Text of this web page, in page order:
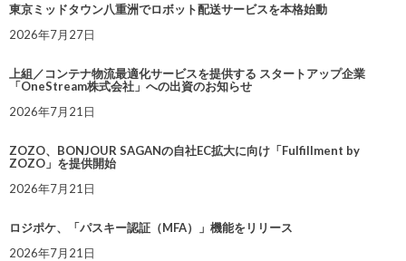
東京ミッドタウン八重洲でロボット配送サービスを本格始動
2026年7月27日
上組／コンテナ物流最適化サービスを提供する スタートアップ企業
「OneStream株式会社」への出資のお知らせ
2026年7月21日
ZOZO、BONJOUR SAGANの自社EC拡大に向け「Fulfillment by
ZOZO」を提供開始
2026年7月21日
ロジポケ、「パスキー認証（MFA）」機能をリリース
2026年7月21日